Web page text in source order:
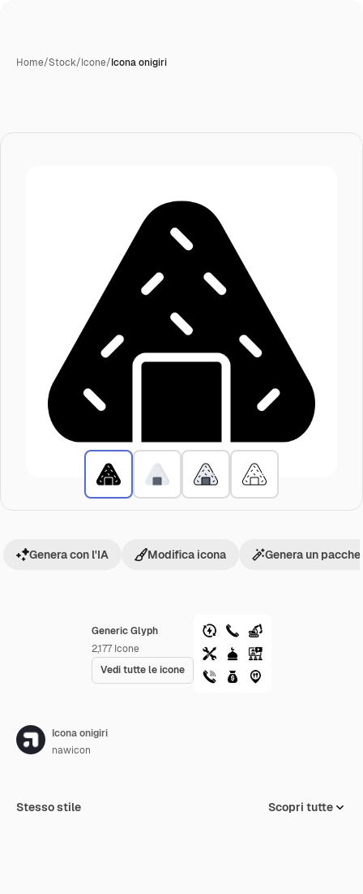
Home/Stock/Icone/Icona onigiri
Generic Glyph
2,177 Icone
Vedi tutte le icone
Genera con l'IA Modifica icona Genera un
Icona onigiri
nawicon
Stesso stile Scopri tutte